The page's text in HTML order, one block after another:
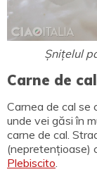
Șnițelul
Carne de cal
Carnea de cal se
unde vei găsi în
carne de cal.
(nepretențioase)
Plebiscito.